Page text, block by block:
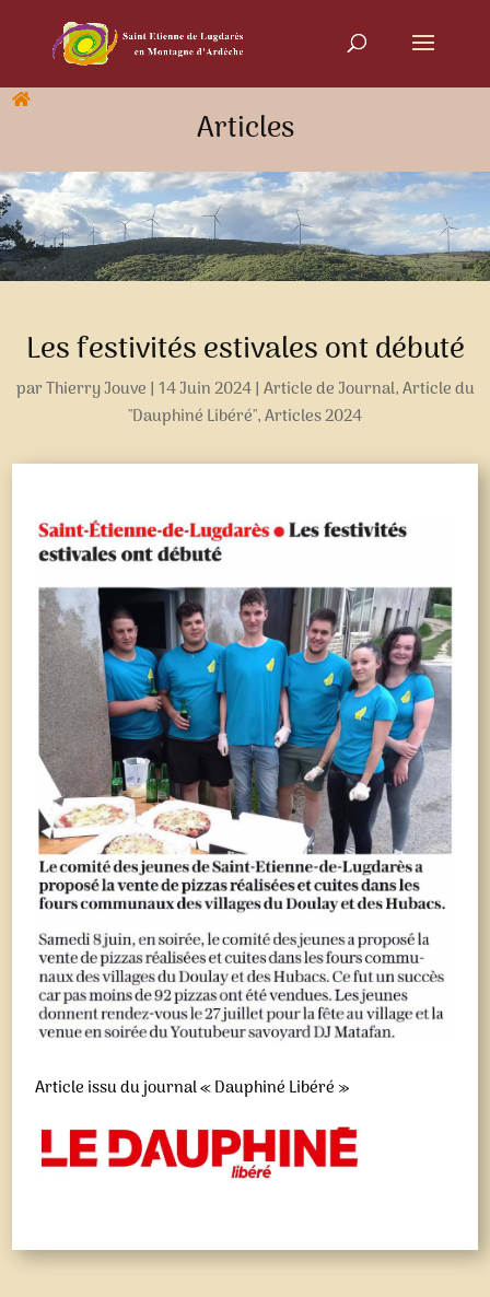
Articles
Les festivités estivales ont débuté
parThierry Jouve | 14 Juin 2024| Article de Journal,Article du
"Dauphiné Libéré",Articles 2024
Article issu du journal « Dauphiné Libéré »